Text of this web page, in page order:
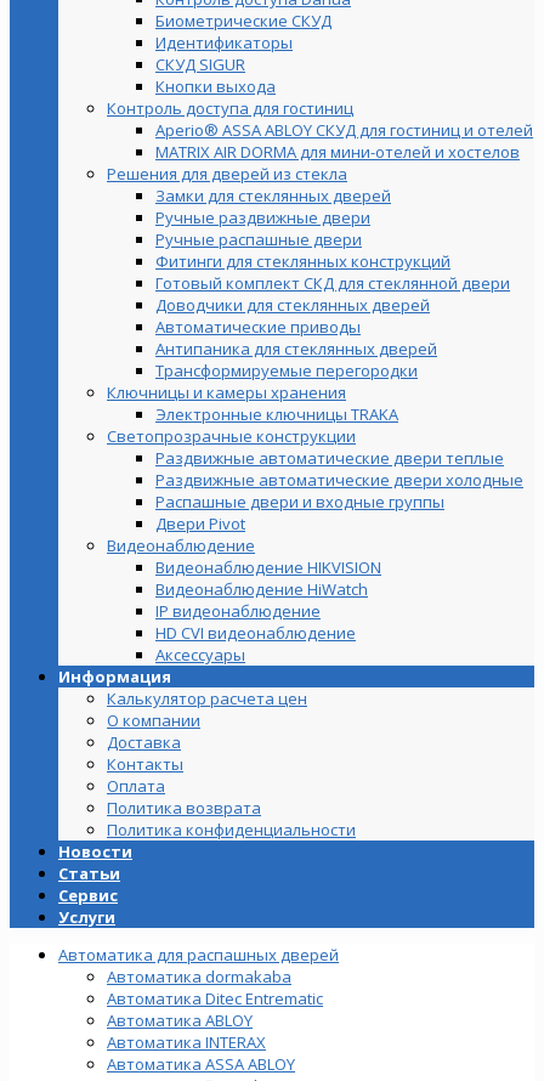
Биометрические СКУД
Идентификаторы
СКУД SIGUR
Кнопки выхода
Контроль доступа для гостиниц
Aperio® ASSA ABLOY СКУД для гостиниц и отелей
MATRIX AIR DORMA для мини-отелей и хостелов
Решения для дверей из стекла
Замки для стеклянных дверей
Ручные раздвижные двери
Ручные распашные двери
Фитинги для стеклянных конструкций
Готовый комплект СКД для стеклянной двери
Доводчики для стеклянных дверей
Автоматические приводы
Антипаника для стеклянных дверей
Трансформируемые перегородки
Ключницы и камеры хранения
Электронные ключницы TRAKA
Светопрозрачные конструкции
Раздвижные автоматические двери теплые
Раздвижные автоматические двери холодные
Распашные двери и входные группы
Двери Pivot
Видеонаблюдение
Видеонаблюдение HIKVISION
Видеонаблюдение HiWatch
IP видеонаблюдение
HD CVI видеонаблюдение
Аксессуары
Информация
Калькулятор расчета цен
О компании
Доставка
Контакты
Оплата
Политика возврата
Политика конфиденциальности
Новости
Статьи
Сервис
Услуги
Автоматика для распашных дверей
Автоматика dormakaba
Автоматика Ditec Entrematic
Автоматика ABLOY
Автоматика INTERAX
Автоматика ASSA ABLOY